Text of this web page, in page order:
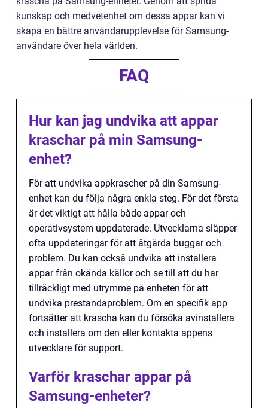
kunskap och medvetenhet om dessa appar kan vi
skapa en bättre användarupplevelse för Samsung-
användare över hela världen.
FAQ
Hur kan jag undvika att appar
kraschar på min Samsung-
enhet?
För att undvika appkrascher på din Samsung-
enhet kan du följa några enkla steg. För det första
är det viktigt att hålla både appar och
operativsystem uppdaterade. Utvecklarna släpper
ofta uppdateringar för att åtgärda buggar och
problem. Du kan också undvika att installera
appar från okända källor och se till att du har
tillräckligt med utrymme på enheten för att
undvika prestandaproblem. Om en specifik app
fortsätter att krascha kan du försöka avinstallera
och installera om den eller kontakta appens
utvecklare för support.
Varför kraschar appar på
Samsung-enheter?